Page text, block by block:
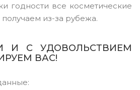
годности все косметические
из-за рубежа.
И С УДОВОЛЬСТВИЕМ
ВАС!